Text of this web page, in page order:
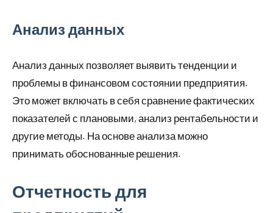
Анализ данных
Анализ данных позволяет выявить тенденции и
проблемы в финансовом состоянии предприятия.
Это может включать в себя сравнение фактических
показателей с плановыми, анализ рентабельности и
другие методы. На основе анализа можно
принимать обоснованные решения.
Отчетность для